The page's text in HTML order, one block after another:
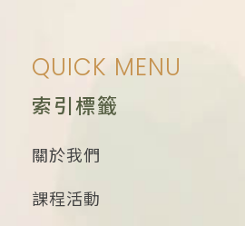
QUICK MENU
索引標籤
關於我們
課程活動